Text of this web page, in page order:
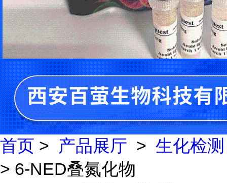
首页 > 产品展厅 > 生化检测
> 6-NED叠氮化物